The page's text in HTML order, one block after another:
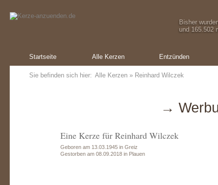
Bisher
und 165.502
Startseite Alle Kerzen Entzünden
Sie befinden sich hier: Alle Kerzen » Reinhard Wilczek
→
Eine Kerze für Reinhard Wilczek
Geboren am 13.03.1945 in Greiz
Gestorben am 08.09.2018 in Plauen